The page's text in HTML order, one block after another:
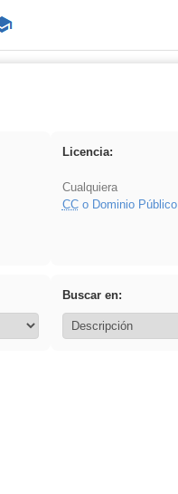
Licencia:
Cualquiera
CCo Dominio Público
Buscar en: